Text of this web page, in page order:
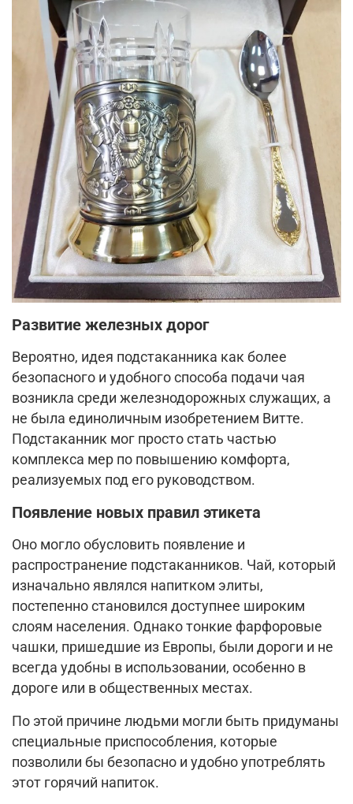
Развитие железных дорог
Вероятно, идея подстаканника как более
безопасного и удобного способа подачи чая
возникла среди железнодорожных служащих, а
не была единоличным изобретением Витте.
Подстаканник мог просто стать частью
комплекса мер по повышению комфорта,
реализуемых под его руководством.
Появление новых правил этикета
Оно могло обусловить появление и
распространение подстаканников. Чай, который
изначально являлся напитком элиты,
постепенно становился доступнее широким
слоям населения. Однако тонкие фарфоровые
чашки, пришедшие из Европы, были дороги и не
всегда удобны в использовании, особенно в
дороге или в общественных местах.
По этой причине людьми могли быть придуманы
специальные приспособления, которые
позволили бы безопасно и удобно употреблять
этот горячий напиток.